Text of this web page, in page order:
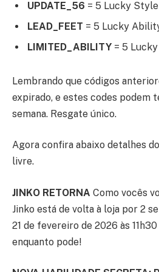
UPDATE_56 = 5 Lucky
LEAD_FEET = 5 Lucky
LIMITED_ABILITY = 5
Lembrando que códigos
expirado, e estes codes podem
semana. Resgate único.
Agora confira abaixo detalhes
livre.
JINKO RETORNA Como vocês
Jinko está de volta à loja por 2
21 de fevereiro de 2026 às
enquanto pode!